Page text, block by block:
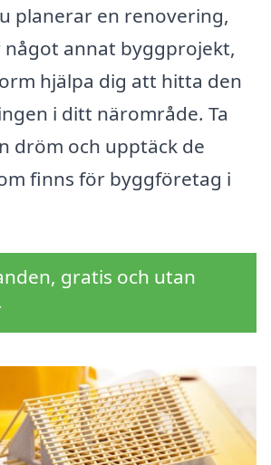
planerar en renovering,
något annat byggprojekt,
hjälpa dig att hitta den
i ditt närområde. Ta
dröm och upptäck de
finns för byggföretag i
gratis och utan